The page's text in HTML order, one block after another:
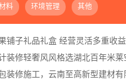
料 环境管理 其他
铺子礼品礼盒 经营灵活多重收益